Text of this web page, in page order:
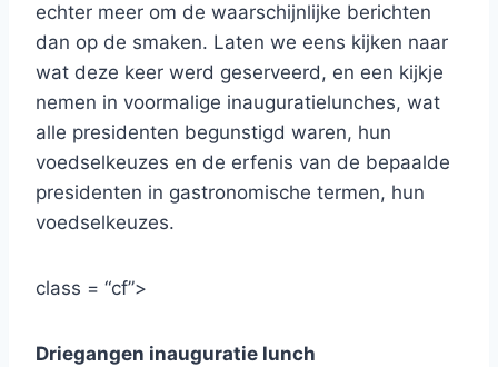
echter meer om de waarschijnlijke berichten
dan op de smaken. Laten we eens kijken naar
wat deze keer werd geserveerd, en een kijkje
nemen in voormalige inauguratielunches, wat
alle presidenten begunstigd waren, hun
voedselkeuzes en de erfenis van de bepaalde
presidenten in gastronomische termen, hun
voedselkeuzes.
class = “cf”>
Driegangen inauguratie lunch